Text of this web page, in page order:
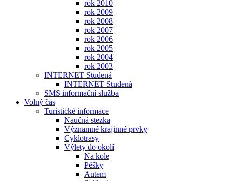
rok 2010
rok 2009
rok 2008
rok 2007
rok 2006
rok 2005
rok 2004
rok 2003
INTERNET Studená
INTERNET Studená
SMS informační služba
Volný čas
Turistické informace
Naučná stezka
Významné krajinné prvky
Cyklotrasy
Výlety do okolí
Na kole
Pěšky
Autem